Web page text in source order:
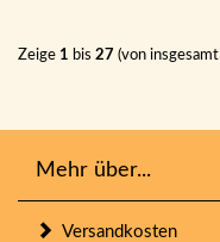
Zeige 1 bis 27 (von insgesamt
Mehr über...
Versandkosten